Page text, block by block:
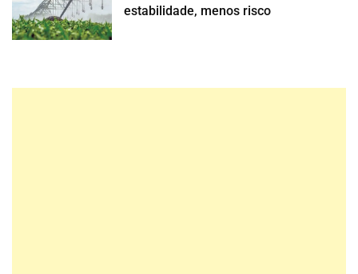
estabilidade, menos risco